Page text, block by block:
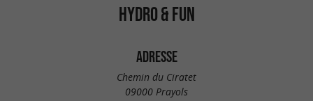
HYDRO & FUN
ADRESSE
Chemin du Ciratet
09000 Prayols